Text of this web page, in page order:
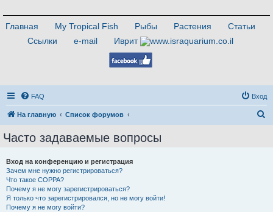
Главная My Tropical Fish Рыбы Растения
Статьи
Ссылки
e-mail Иврит
FAQ Вход
На главную Список форумов
Часто задаваемые вопросы
Вход на конференцию и регистрация
Зачем мне нужно регистрироваться?
Что такое COPPA?
Почему я не могу зарегистрироваться?
Я только что зарегистрировался, но не могу войти!
Почему я не могу войти?